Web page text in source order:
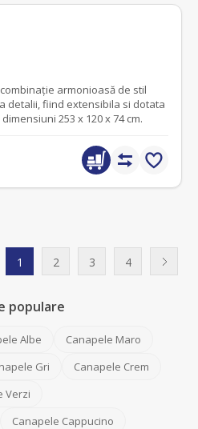
armonioasă de stil
si dotata
cu lada pentru depozitare , dimensiuni 253 x 120 x 74 cm.
1 2 3 4
populare
Albe
Canapele Maro
Gri
Canapele Crem
Verzi
Canapele Cappucino